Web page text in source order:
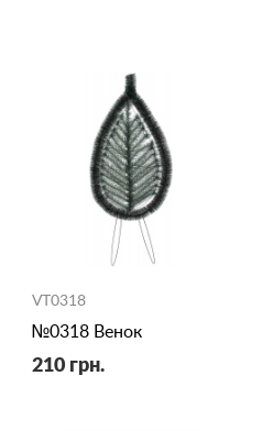
VT0318
№0318 Венок
210 грн.